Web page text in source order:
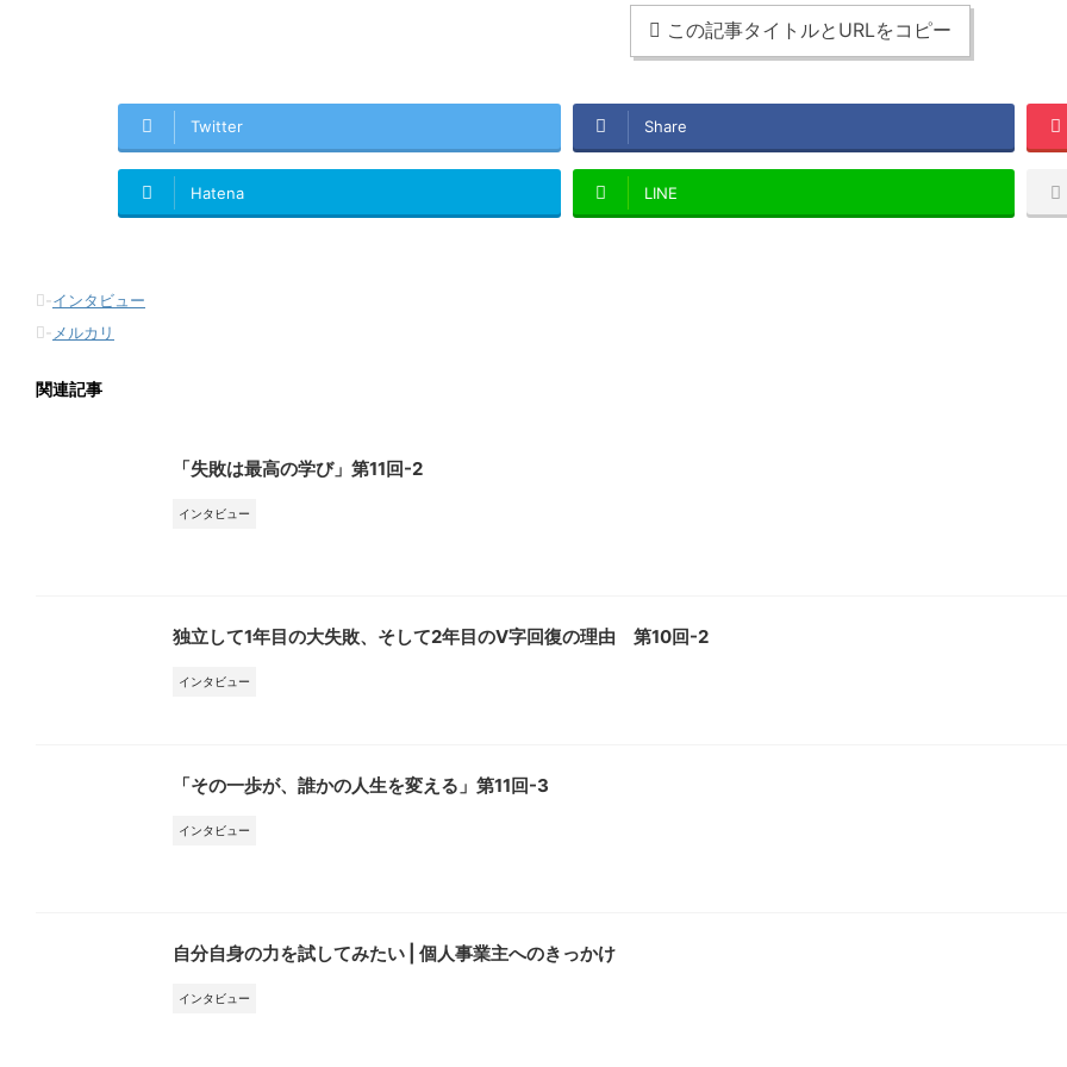
この記事タイトルとURLをコピー
Twitter Share
Hatena LINE
-インタビュー
- メルカリ
関連記事
「失敗は最高の学び」第11回-2
インタビュー
独立して1年目の大失敗、そして2年目のV字回復の理由 第10回-2
インタビュー
「その一歩が、誰かの人生を変える」第11回-3
インタビュー
自分自身の力を試してみたい | 個人事業主へのきっかけ
インタビュー